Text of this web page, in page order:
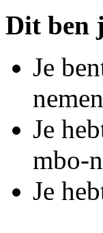
Dit ben
Je
Je
mbo-
Je